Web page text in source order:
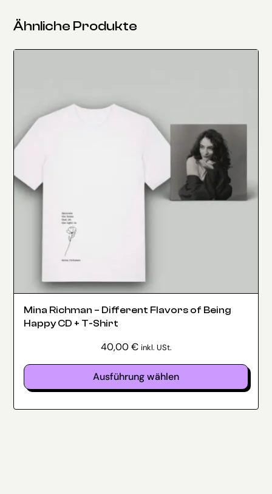
Ähnliche Produkte
Mina Richman – Different Flavors of Being
Happy CD + T-Shirt
40,00€ inkl. USt.
Ausführung wählen